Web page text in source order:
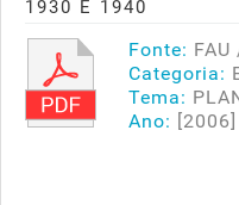
1930 E 1940
Fonte: FAU
Categoria:
Tema:
Ano: [2006]